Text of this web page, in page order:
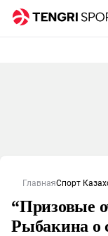
ГлавнаяСпорт
“Призовые
Рыбакина о